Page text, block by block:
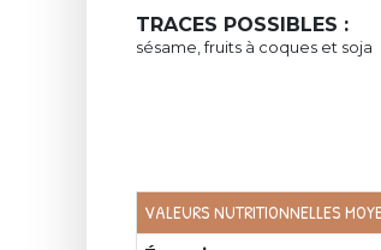
TRACES POSSIBLES :
sésame, fruits à coques et soja
VALEURS NUTRITIONNELLES